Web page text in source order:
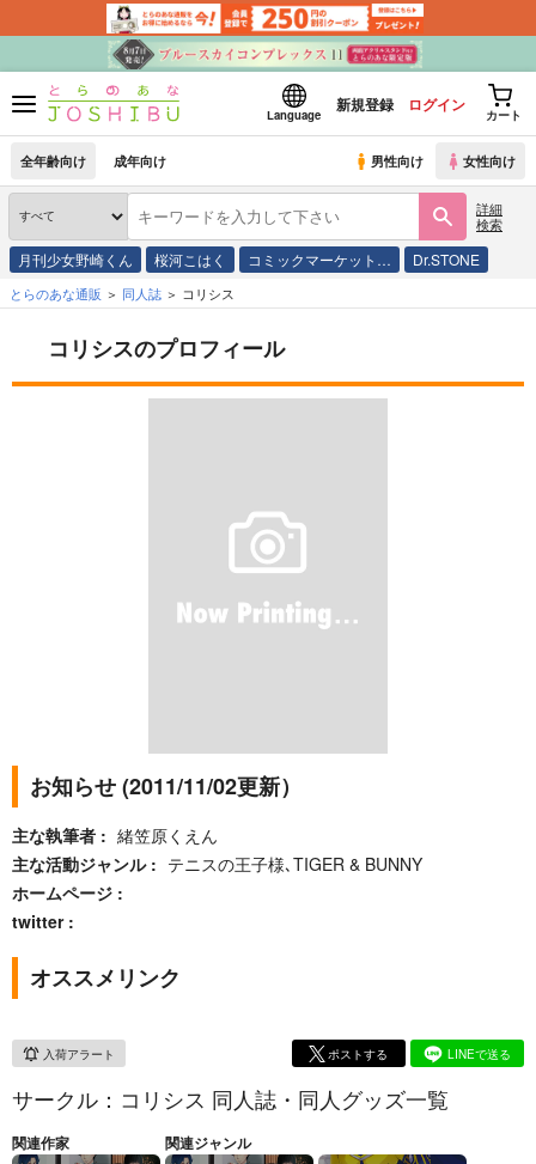
Language
新規登録 ログイン
カート
全年齢向け 成年向け 男性向け 女性向け
詳細
検索
月刊少女野崎くん 桜河こはく コミックマーケット… Dr.STONE
とらのあな通販 同人誌 コリシス
コリシスのプロフィール
お知らせ (2011/11/02更新）
主な執筆者
緒笠原くえん
主な活動ジャンル
テニスの王子様､TIGER & BUNNY
ホームページ
twitter
オススメリンク
入荷アラート ポストする LINEで送る
サークル：コリシス 同人誌・同人グッズ一覧
関連作家 関連ジャンル